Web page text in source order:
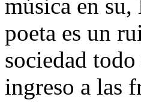
música en
poeta es un
sociedad
ingreso a las